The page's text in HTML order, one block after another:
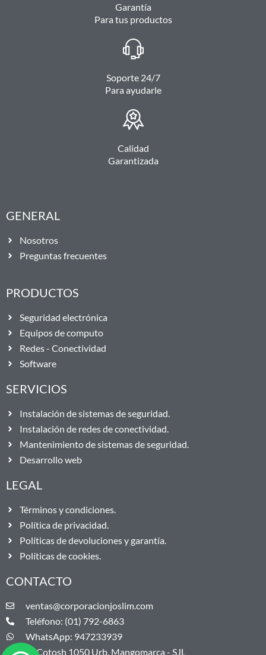
Garantía
Para tus productos
Soporte 24/7
Para ayudarle
Calidad
Garantizada
GENERAL
Nosotros
Preguntas frecuentes
PRODUCTOS
Seguridad electrónica
Equipos de computo
Redes - Conectividad
Software
SERVICIOS
Instalación de sistemas de seguridad.
Instalación de redes de conectividad.
Mantenimiento de sistemas de seguridad.
Desarrollo web
LEGAL
Términos y condiciones.
Política de privacidad.
Políticas de devoluciones y garantía.
Políticas de cookies.
CONTACTO
ventas@corporacionjoslim.com
Teléfono: (01) 792-6863
WhatsApp: 947233939
Jr. Cotosh 1050 Urb. Mangomarca - SJL